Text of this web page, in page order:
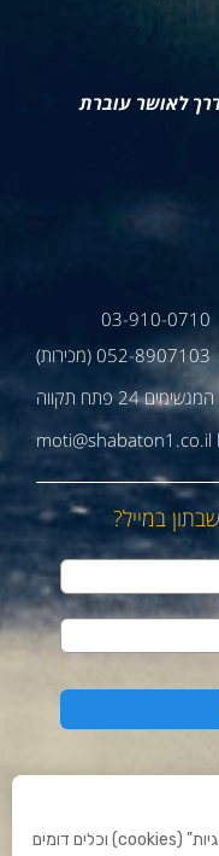
לאושר עוברת
03-910-0710
052-8907103 (מכירות)
moti@shabaton1.co.il
במייל?
לידיעתכם, באתר זה נעשה שימוש ב"קבצי עוגיות" (cookies) וכלים דומים